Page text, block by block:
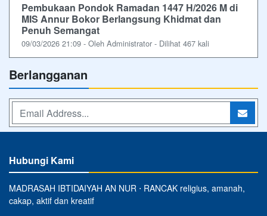
Pembukaan Pondok Ramadan 1447 H/2026 M di
MIS Annur Bokor Berlangsung Khidmat dan
Penuh Semangat
09/03/2026 21:09 - Oleh Administrator - Dilihat 467 kali
Berlangganan
Hubungi Kami
MADRASAH IBTIDAIYAH AN NUR ⋅ RANCAK religius, amanah,
cakap, aktif dan kreatif